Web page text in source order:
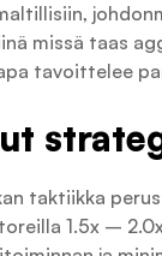
missä taas
tavoittelee
taktiikka
1.5x –